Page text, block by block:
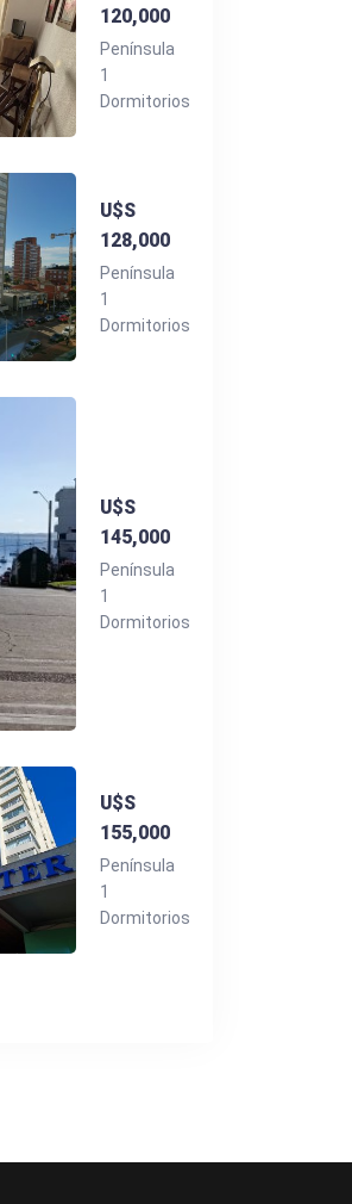
120,000
Península
1
Dormitorios
U$S
128,000
Península
1
Dormitorios
U$S
145,000
Península
1
Dormitorios
U$S
155,000
Península
1
Dormitorios